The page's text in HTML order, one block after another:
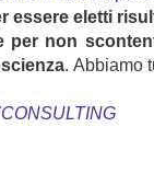
essere eletti
per non
. Abbiamo